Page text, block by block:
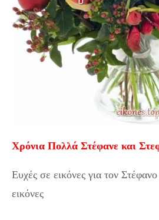
Χρόνια Πολλά Στέφανε και
Ευχές σε εικόνες για τον
εικόνες